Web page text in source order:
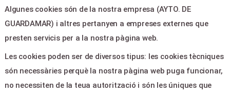
LEGAL & PAGOS
Ayuda
Aviso legal
Política de privacitat
Contactar
Algunes cookies són de la nostra empresa (AYTO. DE
GUARDAMAR) i altres pertanyen a empreses externes que
presten servicis per a la nostra pàgina web.
Les cookies poden ser de diversos tipus: les cookies tècniques
són necessàries perquè la nostra pàgina web puga funcionar,
no necessiten de la teua autorització i són les úniques que